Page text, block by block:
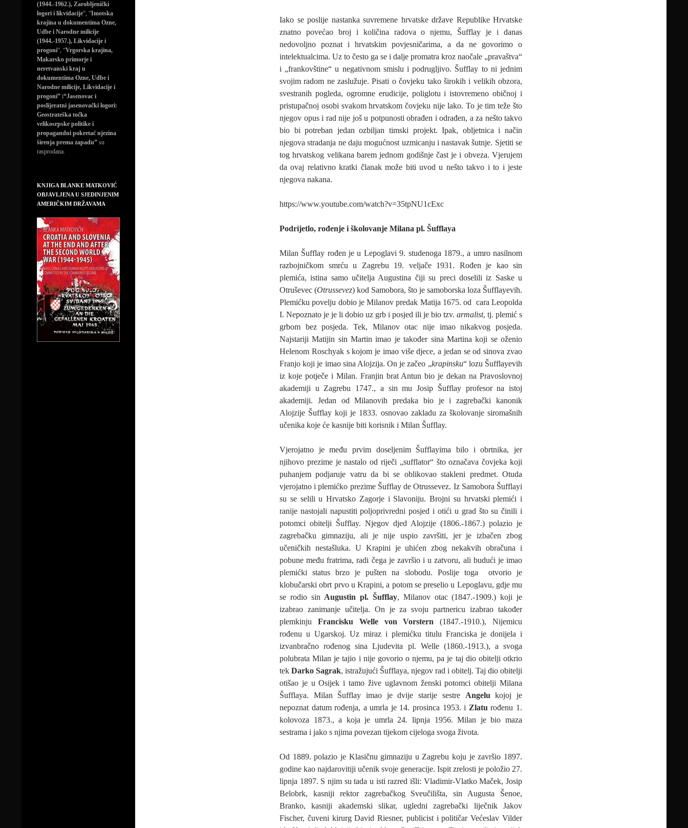
Iako se poslije nastanka suvremene hrvatske države Republike Hrvatske
znatno povećao broj i količina radova o njemu, Šufflay je i danas
nedovoljno poznat i hrvatskim povjesničarima, a da ne govorimo o
intelektualcima. Uz to često ga se i dalje promatra kroz naočale „pravaštva“
i „frankovštine“ u negativnom smislu i podrugljivo. Šufflay to ni jednim
svojim radom ne zaslužuje. Pisati o čovjeku tako širokih i velikih obzora,
svestranih pogleda, ogromne erudicije, poliglotu i istovremeno običnoj i
pristupačnoj osobi svakom hrvatskom čovjeku nije lako. To je tim teže što
njegov opus i rad nije još u potpunosti obrađen i odrađen, a za nešto takvo
bio bi potreban jedan ozbiljan timski projekt. Ipak, obljetnica i način
njegova stradanja ne daju mogućnost uzmicanju i nastavak šutnje. Sjetiti se
tog hrvatskog velikana barem jednom godišnje čast je i obveza. Vjerujem
da ovaj relativno kratki članak može biti uvod u nešto takvo i to i jeste
njegova nakana.
https://www.youtube.com/watch?v=35tpNU1cExc
Podrijetlo, rođenje i školovanje Milana pl. Šufflaya
Milan Šufflay rođen je u Lepoglavi 9. studenoga 1879., a umro nasilnom
razbojničkom smrću u Zagrebu 19. veljače 1931. Rođen je kao sin
plemića, istina samo učitelja Augustina čiji su preci doselili iz Saske u
Otruševec (Otrussevez) kod Samobora, što je samoborska loza Šufflayevih.
Plemićku povelju dobio je Milanov predak Matija 1675. od cara Leopolda
I. Nepoznato je je li dobio uz grb i posjed ili je bio tzv. armalist, tj. plemić s
grbom bez posjeda. Tek, Milanov otac nije imao nikakvog posjeda.
Najstariji Matijin sin Martin imao je također sina Martina koji se oženio
Helenom Roschyak s kojom je imao više djece, a jedan se od sinova zvao
Franjo koji je imao sina Alojzija. On je začeo „krapinsku“ lozu Šufflayevih
iz koje potječe i Milan. Franjin brat Antun bio je dekan na Pravoslovnoj
akademiji u Zagrebu 1747., a sin mu Josip Šufflay profesor na istoj
akademiji. Jedan od Milanovih predaka bio je i zagrebački kanonik
Alojzije Šufflay koji je 1833. osnovao zakladu za školovanje siromašnih
učenika koje će kasnije biti korisnik i Milan Šufflay.
Vjerojatno je među prvim doseljenim Šufflayima bilo i obrtnika, jer
njihovo prezime je nastalo od riječi „sufflator“ što označava čovjeka koji
puhanjem podjaruje vatru da bi se oblikovao stakleni predmet. Otuda
vjerojatno i plemićko prezime Šufflay de Otrussevez. Iz Samobora Šufflayi
su se selili u Hrvatsko Zagorje i Slavoniju. Brojni su hrvatski plemići i
ranije nastojali napustiti poljoprivredni posjed i otići u grad što su činili i
potomci obitelji Šufflay. Njegov djed Alojzije (1806.-1867.) polazio je
zagrebačku gimnaziju, ali je nije uspio završiti, jer je izbačen zbog
učeničkih nestašluka. U Krapini je uhićen zbog nekakvih obračuna i
pobune među fratrima, radi čega je završio i u zatvoru, ali budući je imao
plemićki status brzo je pušten na slobodu. Poslije toga otvorio je
klobučarski obrt prvo u Krapini, a potom se preselio u Lepoglavu, gdje mu
se rodio sin Augustin pl. Šufflay, Milanov otac (1847.-1909.) koji je
izabrao zanimanje učitelja. On je za svoju partnericu izabrao također
plemkinju Francisku Welle von Vorstern (1847.-1910.), Nijemicu
rođenu u Ugarskoj. Uz miraz i plemićku titulu Franciska je donijela i
izvanbračno rođenog sina Ljudevita pl. Welle (1860.-1913.), a svoga
polubrata Milan je tajio i nije govorio o njemu, pa je taj dio obitelji otkrio
tek Darko Sagrak, istražujući Šufflaya, njegov rad i obitelj. Taj dio obitelji
otišao je u Osijek i tamo žive uglavnom ženski potomci obitelji Milana
Šufflaya. Milan Šufflay imao je dvije starije sestre Angelu kojoj je
nepoznat datum rođenja, a umrla je 14. prosinca 1953. i Zlatu rođenu 1.
kolovoza 1873., a koja je umrla 24. lipnja 1956. Milan je bio maza
sestrama i jako s njima povezan tijekom cijeloga svoga života.
Od 1889. polazio je Klasičnu gimnaziju u Zagrebu koju je završio 1897.
godine kao najdarovitiji učenik svoje generacije. Ispit zrelosti je položio 27.
lipnja 1897. S njim su tada u isti razred išli: Vladimir-Vlatko Maček, Josip
Belobrk, kasniji rektor zagrebačkog Sveučilišta, sin Augusta Šenoe,
Branko, kasniji akademski slikar, ugledni zagrebački liječnik Jakov
Fischer, čuveni kirurg David Riesner, publicist i političar Većeslav Vilder
(1944.-1962.), Zarobljenički
logori i likvidacije“, “Imotska
krajina u dokumentima Ozne,
Udbe i Narodne milicije
(1944.-1957.), Likvidacije i
progoni“, “Vrgorska krajina,
Makarsko primorje i
neretvanski kraj u
dokumentima Ozne, Udbe i
Narodne milicije, Likvidacije i
progoni” i“Jasenovac i
poslijeratni jasenovački logori:
Geostrateška točka
velikosrpske politike i
propagandni pokretač njezina
širenja prema zapadu” su
rasprodana.
KNJIGA BLANKE MATKOVIĆ
OBJAVLJENA U SJEDINJENIM
AMERIČKIM DRŽAVAMA